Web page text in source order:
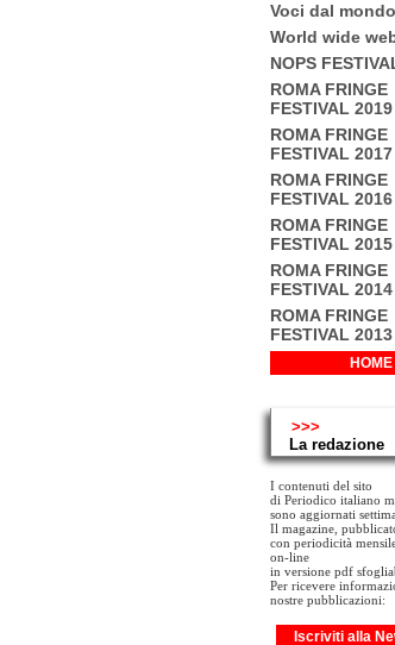
Voci dal mondo
World wide
NOPS
ROMA FRINGE
FESTIVAL 2019
ROMA FRINGE
FESTIVAL 2017
ROMA FRINGE
FESTIVAL 2016
ROMA FRINGE
FESTIVAL 2015
ROMA FRINGE
FESTIVAL 2014
ROMA FRINGE
FESTIVAL 2013
HOME
>>>
La redazione
I contenuti del sito
di Periodico italiano
sono aggiornati
Il magazine,
con periodicità
on-line
in versione pdf
Per ricevere
nostre pubblicazioni:
Iscriviti alla